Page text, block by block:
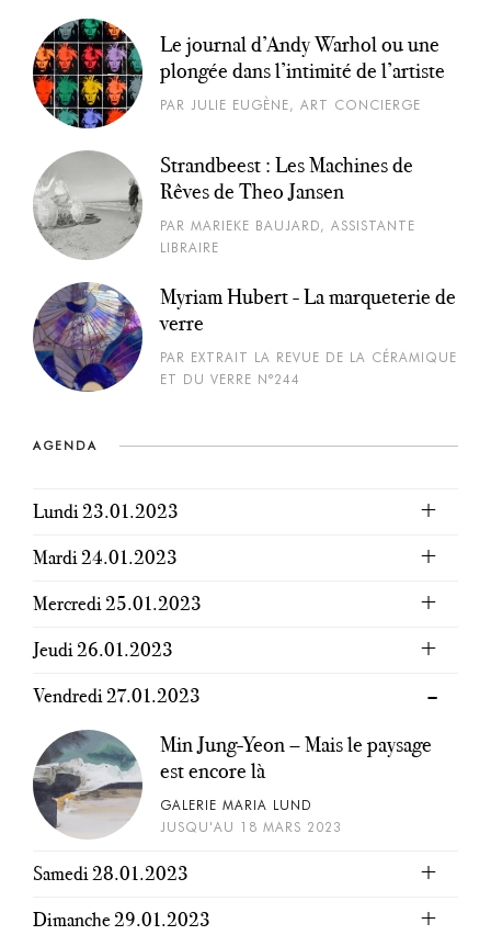
Le journal d’Andy Warhol ou une
plongée dans l’intimité de l’artiste
PAR JULIE EUGÈNE, ART CONCIERGE
Strandbeest : Les Machines de
Rêves de Theo Jansen
PAR MARIEKE BAUJARD, ASSISTANTE
LIBRAIRE
Myriam Hubert - La marqueterie de
verre
PAR EXTRAIT LA REVUE DE LA CÉRAMIQUE
ET DU VERRE N°244
AGENDA
Lundi 23.01.2023
Mardi 24.01.2023
Mercredi 25.01.2023
Jeudi 26.01.2023
Vendredi 27.01.2023
Min Jung-Yeon – Mais le paysage
est encore là
GALERIE MARIA LUND
JUSQU'AU 18 MARS 2023
Samedi 28.01.2023
Dimanche 29.01.2023